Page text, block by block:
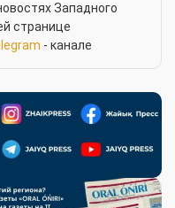
Западного
странице
- канале